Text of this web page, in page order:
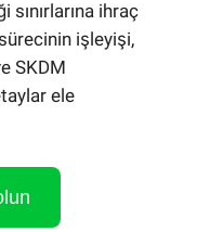
ihraç
işleyişi,
SKDM
ele